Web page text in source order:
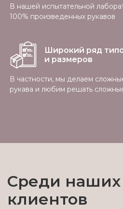
В нашей испытательной
100% произведенных рукавов
Широкий ряд
и размеров
В частности, мы делаем
рукава и любим решать
Среди наших
клиентов